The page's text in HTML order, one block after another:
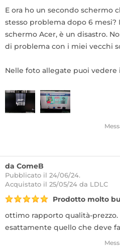
E ora ho un secondo schermo
stesso problema dopo 6
schermo Acer, è un disastro.
di problema con i miei vecchi
Nelle foto allegate puoi
da ComeB
Pubblicato il 24/06/24.
Acquistato il 25/05/24 da LDLC
Prodotto molto
ottimo rapporto qualità-
esattamente quello che deve